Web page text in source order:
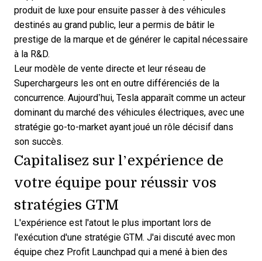
produit de luxe pour ensuite passer à des véhicules
destinés au grand public, leur a permis de bâtir le
prestige de la marque et de générer le capital nécessaire
à la R&D.
Leur modèle de vente directe et leur réseau de
Superchargeurs les ont en outre différenciés de la
concurrence. Aujourd’hui, Tesla apparaît comme un acteur
dominant du marché des véhicules électriques, avec une
stratégie go-to-market ayant joué un rôle décisif dans
son succès.
Capitalisez sur l’expérience de
votre équipe pour réussir vos
stratégies GTM
L'expérience est l'atout le plus important lors de
l'exécution d'une stratégie GTM. J'ai discuté avec mon
équipe chez Profit Launchpad qui a mené à bien des